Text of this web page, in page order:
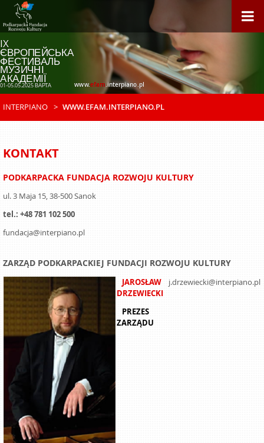
IX
ЄВРОПЕЙСЬКА
ФЕСТИВАЛЬ
МУЗИЧНІ
АКАДЕМІЇ
01-05.05.2025 ВАРТА www.efam.interpiano.pl
INTERPIANO WWW.EFAM.INTERPIANO.PL
KONTAKT
PODKARPACKA FUNDACJA ROZWOJU KULTURY
ul. 3 Maja 15, 38-500 Sanok
tel.: +48 781 102 500
fundacja@interpiano.pl
ZARZĄD PODKARPACKIEJ FUNDACJI ROZWOJU KULTURY
JAROSŁAW
DRZEWIECKI
PREZES
ZARZĄDU
j.drzewiecki@interpiano.pl